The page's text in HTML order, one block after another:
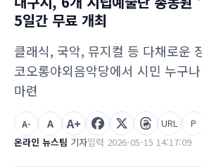
5일간 무료 개최
클래식, 국악, 뮤지컬 등 다채로운
코오롱야외음악당에서 시민 누구
마련
온라인 뉴스팀 기자입력 2026-05-15 14:17:09
A- A A+ URL P